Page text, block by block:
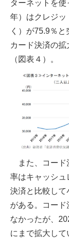
ターネットを
年）はクレジッ
く）が75.9％
カード決済の
（図表４）。
また、コー
率はキャッシュ
決済と比較し
がある。コー
なかったが、
にまで拡大し